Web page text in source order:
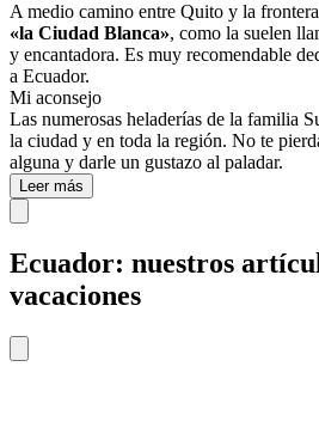
A medio camino entre Quito y la
«la Ciudad Blanca», como la suelen
y encantadora. Es muy recomendable
a Ecuador.
Mi aconsejo
Las numerosas heladerías de la familia
la ciudad y en toda la región. No te
alguna y darle un gustazo al paladar.
Leer más
Ecuador: nuestros
vacaciones